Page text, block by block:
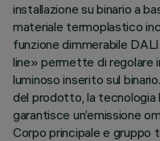
installazione su binario a
materiale termoplastico
funzione dimmerabile
line» permette di regolare
luminoso inserito sul
del prodotto, la
garantisce un’emissione
Corpo principale e gruppo